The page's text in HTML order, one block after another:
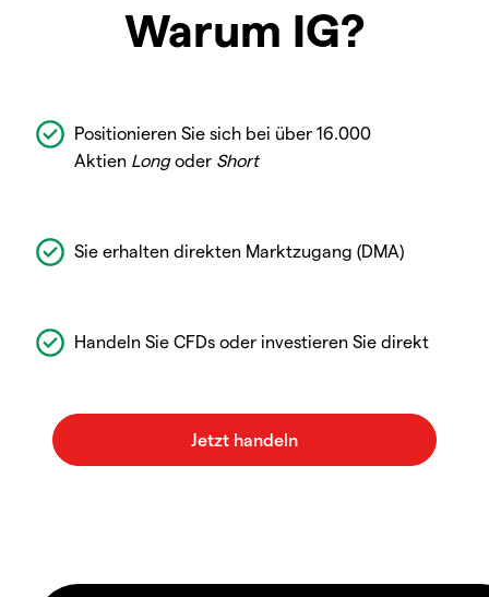
Warum IG?
Positionieren Sie sich bei über 16.000
Aktien Longoder Short
Sie erhalten direkten Marktzugang (DMA)
Handeln Sie CFDs oder investieren Sie direkt